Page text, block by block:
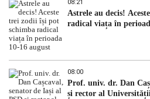
08:21
Astrele au decis!
radical viața în
08:00
Prof. univ. dr. Dan
și rector al